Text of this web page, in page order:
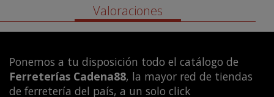
Valoraciones
Ponemos a tu disposición todo el catálogo de
Ferreterías Cadena88, la mayor red de tiendas
de ferretería del país, a un solo click